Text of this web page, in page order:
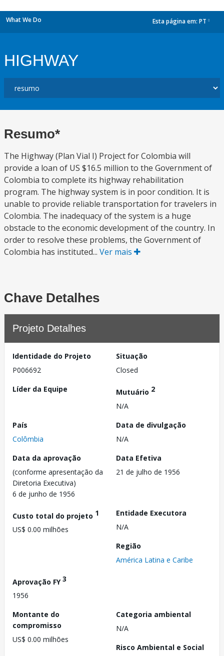
What We Do Esta página em: PT
HIGHWAY
Resumo*
The Highway (Plan Vial I) Project for Colombia will
provide a loan of US $16.5 million to the Government of
Colombia to complete its highway rehabilitation
program. The highway system is in poor condition. It is
unable to provide reliable transportation for travelers in
Colombia. The inadequacy of the system is a huge
obstacle to the economic development of the country. In
order to resolve these problems, the Government of
Colombia has instituted... Ver mais
Chave Detalhes
Projeto Detalhes
Identidade do Projeto
P006692
Situação
Closed
Líder da Equipe
Mutuário 2
N/A
País
Colômbia
Data de divulgação
N/A
Data da aprovação
(conforme apresentação da
Diretoria Executiva)
6 de junho de 1956
Data Efetiva
21 de julho de 1956
Custo total do projeto 1
US$ 0.00 milhões
Entidade Executora
N/A
Região
América Latina e Caribe
Aprovação FY3
1956
Montante do
compromisso
US$ 0.00 milhões
Categoria ambiental
N/A
Risco Ambiental e Social